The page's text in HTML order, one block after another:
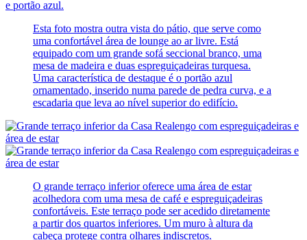
Esta foto mostra outra vista do pátio, que serve como
uma confortável área de lounge ao ar livre. Está
equipado com um grande sofá seccional branco, uma
mesa de madeira e duas espreguiçadeiras turquesa.
Uma característica de destaque é o portão azul
ornamentado, inserido numa parede de pedra curva, e a
escadaria que leva ao nível superior do edifício.
O grande terraço inferior oferece uma área de estar
acolhedora com uma mesa de café e espreguiçadeiras
confortáveis. Este terraço pode ser acedido diretamente
a partir dos quartos inferiores. Um muro à altura da
cabeça protege contra olhares indiscretos.